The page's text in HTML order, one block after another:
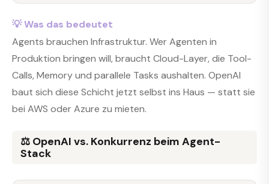
💡 Was das bedeutet
Agents brauchen Infrastruktur. Wer Agenten in
Produktion bringen will, braucht Cloud-Layer, die Tool-
Calls, Memory und parallele Tasks aushalten. OpenAI
baut sich diese Schicht jetzt selbst ins Haus — statt sie
bei AWS oder Azure zu mieten.
⚖️ OpenAI vs. Konkurrenz beim Agent-
Stack